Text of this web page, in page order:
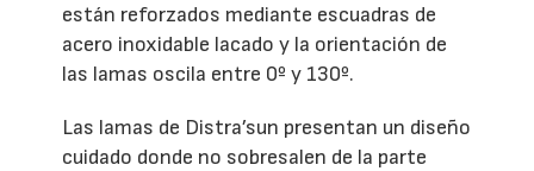
están reforzados mediante escuadras de
acero inoxidable lacado y la orientación de
las lamas oscila entre 0º y 130º.
Las lamas de Distra’sun presentan un diseño
cuidado donde no sobresalen de la parte